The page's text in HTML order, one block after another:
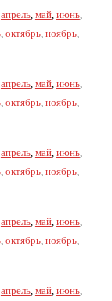
апрель, май, июнь,
, октябрь, ноябрь,
апрель, май, июнь,
, октябрь, ноябрь,
апрель, май, июнь,
, октябрь, ноябрь,
апрель, май, июнь,
, октябрь, ноябрь,
апрель, май, июнь,